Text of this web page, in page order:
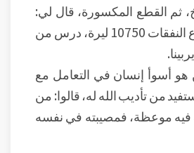
ثم القطع المكسورة، قال لي:
بقدرة قادر مجموع النفقات 10750 ليرة، درس من
أسوأ إنسان في التعامل مع
من تأديب الله له، قالوا: من
فيه موعظة، فمصيبته في نفسه